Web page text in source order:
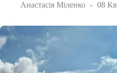
Анастасія Міленко 08